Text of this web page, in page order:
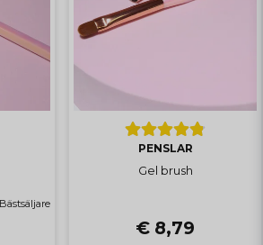
Bästsäljare
PENSLAR
Gel brush
€ 8,79